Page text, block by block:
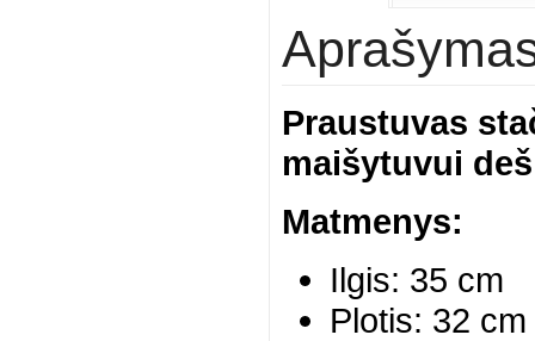
Praustuvas
maišytuvui
Matmenys:
Ilgis: 35 cm
Plotis: 32 cm